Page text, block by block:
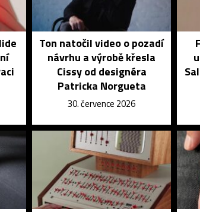
Ton natočil video o pozadí
návrhu a výrobě křesla
Cissy od designéra
Patricka Norgueta
30. července 2026